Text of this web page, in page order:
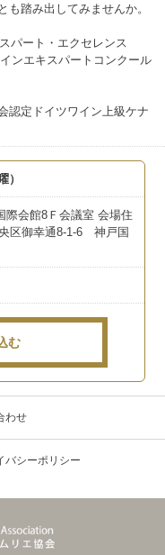
も踏み出してみませんか。
パート・エクセレンス
ンエキスパートコンクール
認定ドイツワイン上級ケナ
）
際会館8Ｆ会議室 会場住
区御幸通8-1-6 神戸国
む
わせ
バシーポリシー